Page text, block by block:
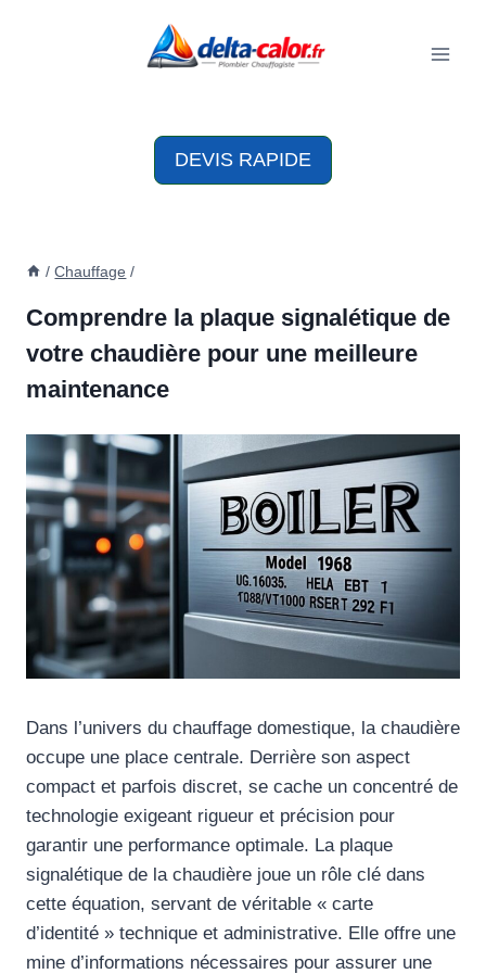
DEVIS RAPIDE
/ Chauffage /
Comprendre la plaque signalétique de
votre chaudière pour une meilleure
maintenance
Dans l’univers du chauffage domestique, la chaudière
occupe une place centrale. Derrière son aspect
compact et parfois discret, se cache un concentré de
technologie exigeant rigueur et précision pour
garantir une performance optimale. La plaque
signalétique de la chaudière joue un rôle clé dans
cette équation, servant de véritable « carte
d’identité » technique et administrative. Elle offre une
mine d’informations nécessaires pour assurer une